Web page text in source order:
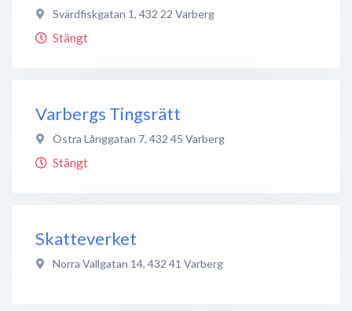
Svärdfiskgatan 1, 432 22 Varberg
Stängt
Varbergs Tingsrätt
Östra Långgatan 7, 432 45 Varberg
Stängt
Skatteverket
Norra Vallgatan 14, 432 41 Varberg